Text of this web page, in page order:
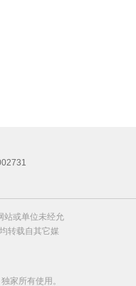
站或单位未经允
转载自其它媒
家所有使用。